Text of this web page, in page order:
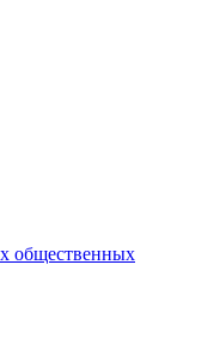
общественных